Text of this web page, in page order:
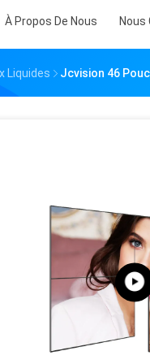
À Propos De Nous
Liquides Jcvision 46